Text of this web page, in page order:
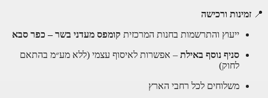
📍 זמינות ורכישה
ייעוץ והתרשמות בחנות המרכזית קומפס מעדני בשר – כפר סבא
סניף נוסף באילת – אפשרות לאיסוף עצמי (ללא מע״מ בהתאם
לחוק)
משלוחים לכל רחבי הארץ